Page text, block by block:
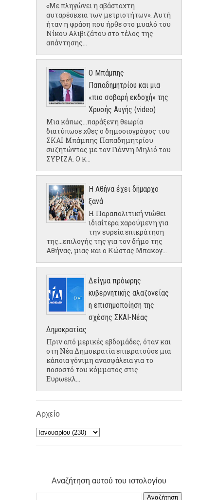
«Με πληγώνει η αβάσταχτη
αυταρέσκεια των μετριοτήτων». Αυτή
ήταν η φράση που ήρθε στο μυαλό του
Νίκου Αλιβιζάτου στο τέλος της
απάντησης...
Ο Μπάμπης
Παπαδημητρίου και μια
«πιο σοβαρή εκδοχή» της
Χρυσής Αυγής (video)
Μια κάπως...παράξενη θεωρία
διατύπωσε χθες ο δημοσιογράφος του
ΣΚΑΙ Μπάμπης Παπαδημητρίου
συζητώντας με τον Γιάννη Μηλιό του
ΣΥΡΙΖΑ. Ο κ...
Η Αθήνα έχει δήμαρχο
ξανά
Η Παραπολιτική νιώθει
ιδιαίτερα χαρούμενη για
την ευρεία επικράτηση
της...επιλογής της για τον δήμο της
Αθήνας, μιας και ο Κώστας Μπακογ...
Δείγμα πρόωρης
κυβερνητικής αλαζονείας
η επισημοποίηση της
σχέσης ΣΚΑΙ-Νέας
Δημοκρατίας
Πριν από μερικές εβδομάδες, όταν και
στη Νέα Δημοκρατία επικρατούσε μια
κάποια γόνιμη ανασφάλεια για το
ποσοστό του κόμματος στις
Ευρωεκλ...
Αρχείο
Αναζήτηση αυτού του ιστολογίου